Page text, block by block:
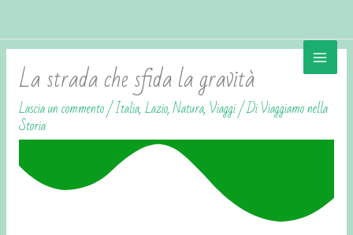
contenuto
La strada che sfida la gravità
Lascia un commento/Italia,Lazio,Natura, Viaggi/ DiViaggiamo nella
Storia